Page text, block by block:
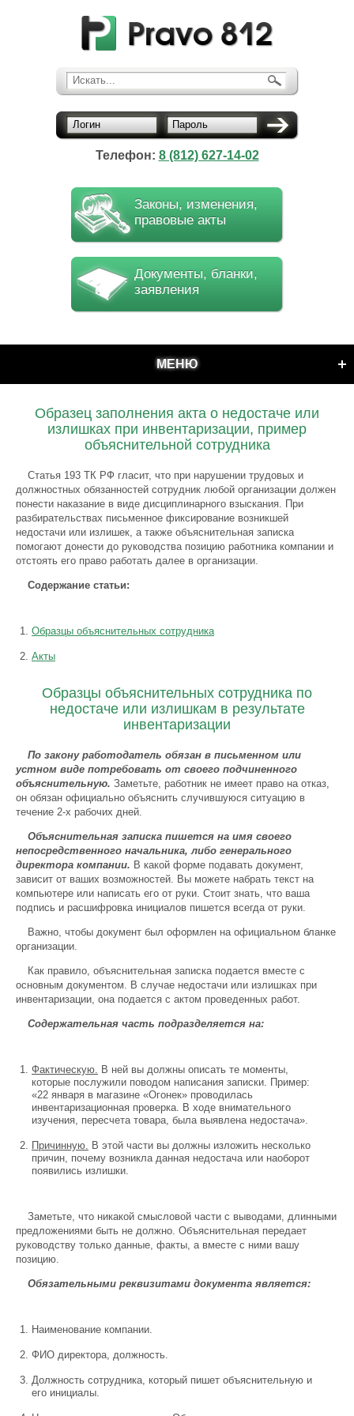
Искать...
Логин Пароль
Телефон: 8 (812) 627-14-02
Законы, изменения,
правовые акты
Документы, бланки,
заявления
МЕНЮ
Образец заполнения акта о недостаче или
излишках при инвентаризации, пример
объяснительной сотрудника
Статья 193 ТК РФ гласит, что при нарушении трудовых и
должностных обязанностей сотрудник любой организации должен
понести наказание в виде дисциплинарного взыскания. При
разбирательствах письменное фиксирование возникшей
недостачи или излишек, а также объяснительная записка
помогают донести до руководства позицию работника компании и
отстоять его право работать далее в организации.
Содержание статьи:
Образцы объяснительных сотрудника
Акты
Образцы объяснительных сотрудника по
недостаче или излишкам в результате
инвентаризации
По закону работодатель обязан в письменном или
устном виде потребовать от своего подчиненного
объяснительную. Заметьте, работник не имеет право на отказ,
он обязан официально объяснить случившуюся ситуацию в
течение 2-х рабочих дней.
Объяснительная записка пишется на имя своего
непосредственного начальника, либо генерального
директора компании. В какой форме подавать документ,
зависит от ваших возможностей. Вы можете набрать текст на
компьютере или написать его от руки. Стоит знать, что ваша
подпись и расшифровка инициалов пишется всегда от руки.
Важно, чтобы документ был оформлен на официальном бланке
организации.
Как правило, объяснительная записка подается вместе с
основным документом. В случае недостачи или излишках при
инвентаризации, она подается с актом проведенных работ.
Содержательная часть подразделяется на:
Фактическую. В ней вы должны описать те моменты,
которые послужили поводом написания записки. Пример:
«22 января в магазине «Огонек» проводилась
инвентаризационная проверка. В ходе внимательного
изучения, пересчета товара, была выявлена недостача».
Причинную. В этой части вы должны изложить несколько
причин, почему возникла данная недостача или наоборот
появились излишки.
Заметьте, что никакой смысловой части с выводами, длинными
предложениями быть не должно. Объяснительная передает
руководству только данные, факты, а вместе с ними вашу
позицию.
Обязательными реквизитами документа является:
Наименование компании.
ФИО директора, должность.
Должность сотрудника, который пишет объяснительную и
его инициалы.